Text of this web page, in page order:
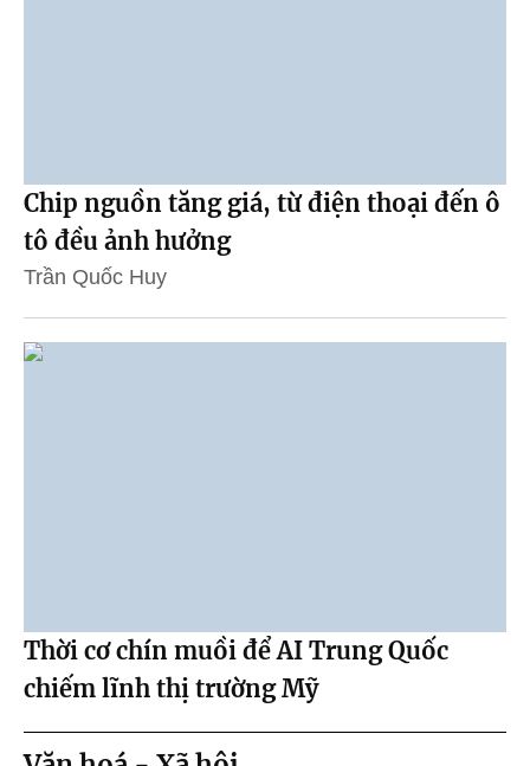
Chip nguồn tăng giá, từ điện thoại đến ô
tô đều ảnh hưởng
Trần Quốc Huy
Thời cơ chín muồi để AI Trung Quốc
chiếm lĩnh thị trường Mỹ